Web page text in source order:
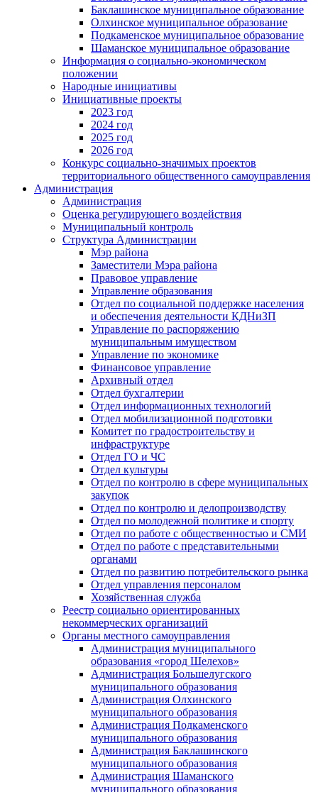
Баклашинское муниципальное образование
Олхинское муниципальное образование
Подкаменское муниципальное образование
Шаманское муниципальное образование
Информация о социально-экономическом
положении
Народные инициативы
Инициативные проекты
2023 год
2024 год
2025 год
2026 год
Конкурс социально-значимых проектов
территориального общественного самоуправления
Администрация
Администрация
Оценка регулирующего воздействия
Муниципальный контроль
Структура Администрации
Мэр района
Заместители Мэра района
Правовое управление
Управление образования
Отдел по социальной поддержке населения
и обеспечения деятельности КДНиЗП
Управление по распоряжению
муниципальным имуществом
Управление по экономике
Финансовое управление
Архивный отдел
Отдел бухгалтерии
Отдел информационных технологий
Отдел мобилизационной подготовки
Комитет по градостроительству и
инфраструктуре
Отдел ГО и ЧС
Отдел культуры
Отдел по контролю в сфере муниципальных
закупок
Отдел по контролю и делопроизводству
Отдел по молодежной политике и спорту
Отдел по работе с общественностью и СМИ
Отдел по работе с представительными
органами
Отдел по развитию потребительского рынка
Отдел управления персоналом
Хозяйственная служба
Реестр социально ориентированных
некоммерческих организаций
Органы местного самоуправления
Администрация муниципального
образования «город Шелехов»
Администрация Большелугского
муниципального образования
Администрация Олхинского
муниципального образования
Администрация Подкаменского
муниципального образования
Администрация Баклашинского
муниципального образования
Администрация Шаманского
муниципального образования